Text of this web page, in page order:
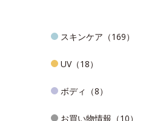
スキンケア（169）
UV（18）
ボディ（8）
お買い物情報（10）